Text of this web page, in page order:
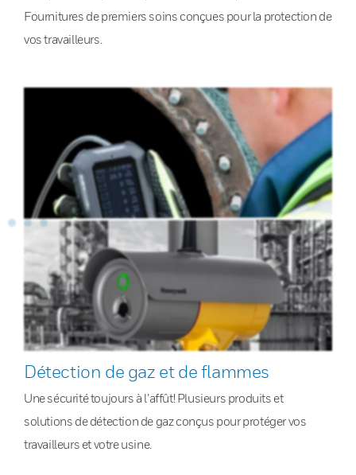
Fournitures de premiers soins conçues pour la protection de
vos travailleurs.
Détection de gaz et de flammes
Une sécurité toujours à l’affût! Plusieurs produits et
solutions de détection de gaz conçus pour protéger vos
travailleurs et votre usine.